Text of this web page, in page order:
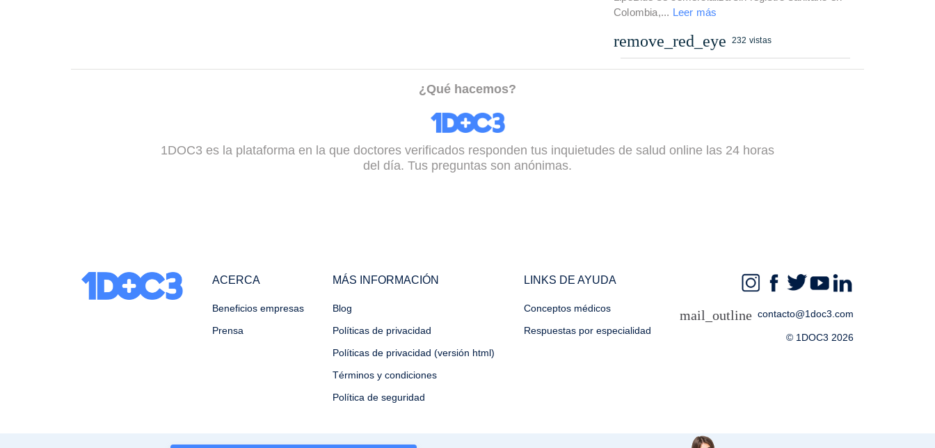
Colombia,... Leer más
remove_red_eye 232 vistas
¿Qué hacemos?
1DOC3 es la plataforma en la que doctores verificados responden tus inquietudes de salud online las 24 horas
del día. Tus preguntas son anónimas.
ACERCA
Beneficios empresas
Prensa
MÁS INFORMACIÓN
Blog
Políticas de privacidad
Políticas de privacidad (versión html)
Términos y condiciones
Política de seguridad
LINKS DE AYUDA
Conceptos médicos
Respuestas por especialidad
mail_outline contacto@1doc3.com
© 1DOC3 2026